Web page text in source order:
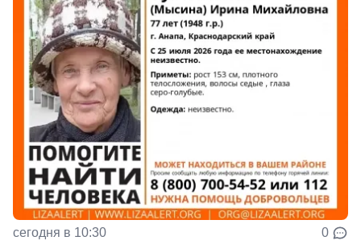
сегодня в 10:30 0